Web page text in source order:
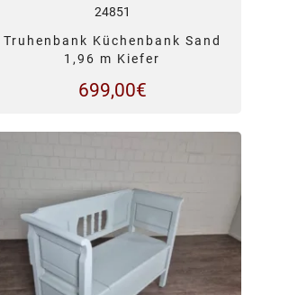
24851
Truhenbank Küchenbank Sand
1,96 m Kiefer
699,00€